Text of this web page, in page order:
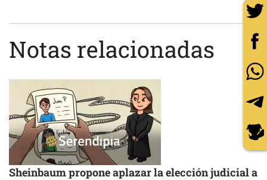
Notas relacionadas
Sheinbaum propone aplazar la elección judicial a